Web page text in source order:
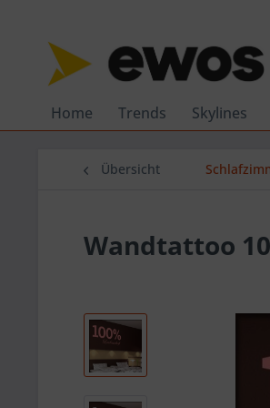
Home Trends Skylines
Übersicht
Wandtattoo